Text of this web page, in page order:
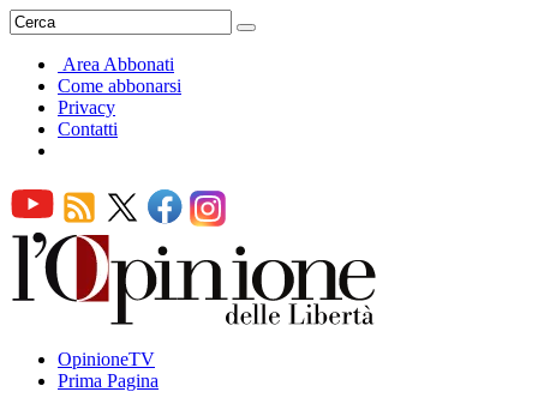
Area Abbonati
Come abbonarsi
Privacy
Contatti
OpinioneTV
Prima Pagina